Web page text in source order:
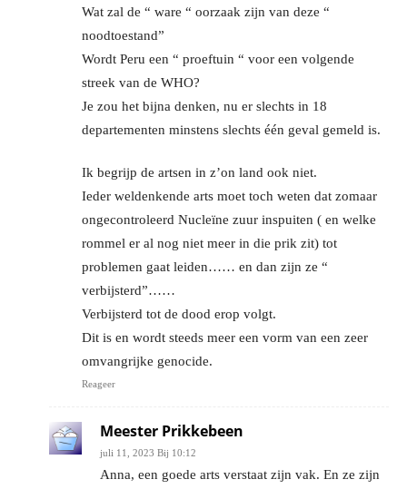
Wat zal de “ ware “ oorzaak zijn van deze “
noodtoestand”
Wordt Peru een “ proeftuin “ voor een volgende
streek van de WHO?
Je zou het bijna denken, nu er slechts in 18
departementen minstens slechts één geval gemeld is.
Ik begrijp de artsen in z’on land ook niet.
Ieder weldenkende arts moet toch weten dat zomaar
ongecontroleerd Nucleïne zuur inspuiten ( en welke
rommel er al nog niet meer in die prik zit) tot
problemen gaat leiden…… en dan zijn ze “
verbijsterd”……
Verbijsterd tot de dood erop volgt.
Dit is en wordt steeds meer een vorm van een zeer
omvangrijke genocide.
Reageer
Meester Prikkebeen
juli 11, 2023 Bij 10:12
Anna, een goede arts verstaat zijn vak. En ze zijn